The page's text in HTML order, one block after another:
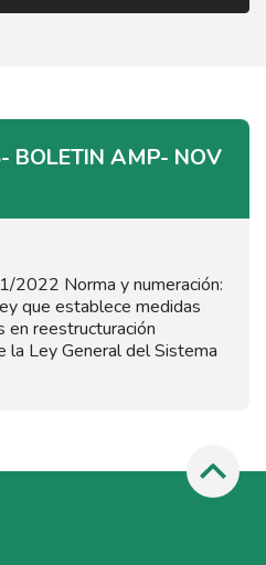
BOLETIN AMP- NOV
2022 Norma y numeración:
que establece medidas
en reestructuración
la Ley General del Sistema